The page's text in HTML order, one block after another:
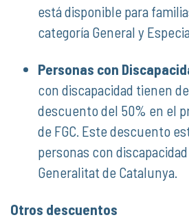
está disponible para
categoría General y
Personas con
con discapacidad tienen
descuento del 50% en el
de FGC. Este descuento
personas con
Generalitat de Catalunya.
Otros descuentos